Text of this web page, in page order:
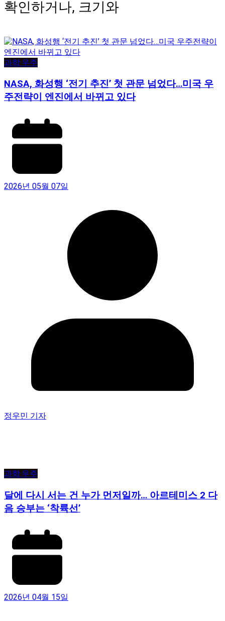
확인하거나, 크기와
과학·우주
NASA, 화성행 ‘전기 추진’ 첫 관문 넘었다…미국 우
주전략이 엔진에서 바뀌고 있다
2026년 05월 07일
정우민 기자
과학·우주
달에 다시 서는 건 누가 먼저일까… 아르테미스 2 다
음 승부는 ‘착륙선’
2026년 04월 15일